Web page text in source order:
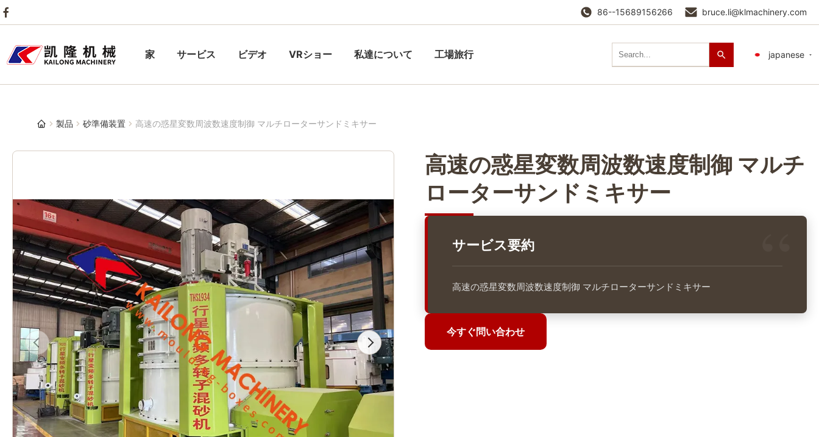
86--15689156266 bruce.li@klmachinery.com
家 サービス ビデオ VRショー 私達について 工場旅行 japanese
製品 砂準備装置 高速の惑星変数周波数速度制御 マルチローターサンドミキサー
高速の惑星変数周波数速度制御 マルチ
ローターサンドミキサー
サービス要約
高速の惑星変数周波数速度制御 マルチローターサンドミキサー
今すぐ問い合わせ
今すぐ問い合わせ